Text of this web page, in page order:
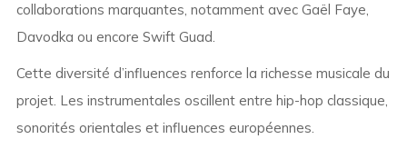
collaborations marquantes, notamment avec Gaël Faye,
Davodka ou encore Swift Guad.
Cette diversité d’influences renforce la richesse musicale du
projet. Les instrumentales oscillent entre hip-hop classique,
sonorités orientales et influences européennes.